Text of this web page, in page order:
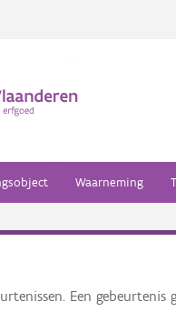
Waarneming
Een